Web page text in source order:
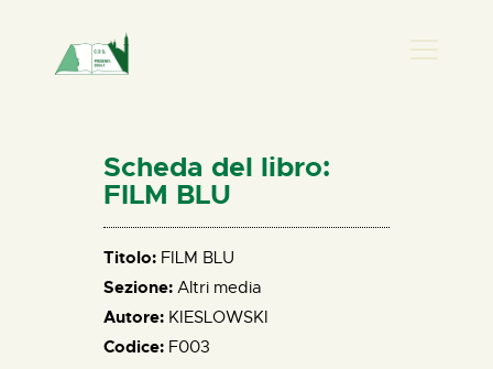
HOME
NEWS
Scheda del libro:
FILM BLU
Titolo: FILM BLU
Sezione: Altri media
Autore: KIESLOWSKI
Codice: F003